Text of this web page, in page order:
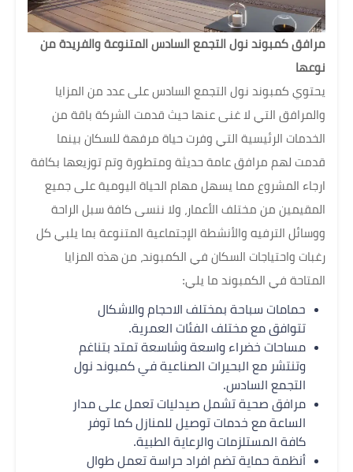
مرافق كمبوند نول التجمع السادس المتنوعة والفريدة من
نوعها
يحتوي كمبوند نول التجمع السادس على عدد من المزايا
والمرافق التي لا غنى عنها حيث قدمت الشركة باقة من
الخدمات الرئيسية التي وفرت حياة مرفهة للسكان بينما
قدمت لهم مرافق عامة حديثة ومتطورة وتم توزيعها بكافة
ارجاء المشروع مما يسهل مهام الحياة اليومية على جميع
المقيمين من مختلف الأعمار، ولا ننسى كافة سبل الراحة
ووسائل الترفيه والأنشطة الإجتماعية المتنوعة بما يلبي كل
رغبات واحتياجات السكان في الكمبوند، من هذه المزايا
المتاحة في الكمبوند ما يلي:
حمامات سباحة بمختلف الاحجام والاشكال
تتوافق مع مختلف الفئات العمرية.
مساحات خضراء واسعة وشاسعة تمتد بتناغم
وتنتشر مع البحيرات الصناعية في كمبوند نول
التجمع السادس.
مرافق صحية تشمل صيدليات تعمل على مدار
الساعة مع خدمات توصيل للمنازل كما توفر
كافة المستلزمات والرعاية الطبية.
أنظمة حماية تضم افراد حراسة تعمل طوال